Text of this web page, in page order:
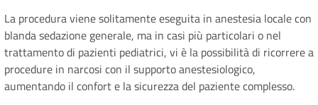
La procedura viene solitamente eseguita in anestesia locale con
blanda sedazione generale, ma in casi più particolari o nel
trattamento di pazienti pediatrici, vi è la possibilità di ricorrere a
procedure in narcosi con il supporto anestesiologico,
aumentando il confort e la sicurezza del paziente complesso.